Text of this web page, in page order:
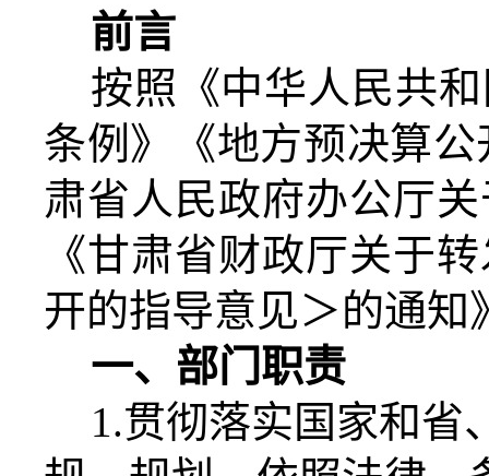
前言
按照《中华人民共
条例》《地方预决算
肃省人民政府办公厅
《甘肃省财政厅关于
开的指导意见＞的通知
一、部门职责
1.贯彻落实国家和省